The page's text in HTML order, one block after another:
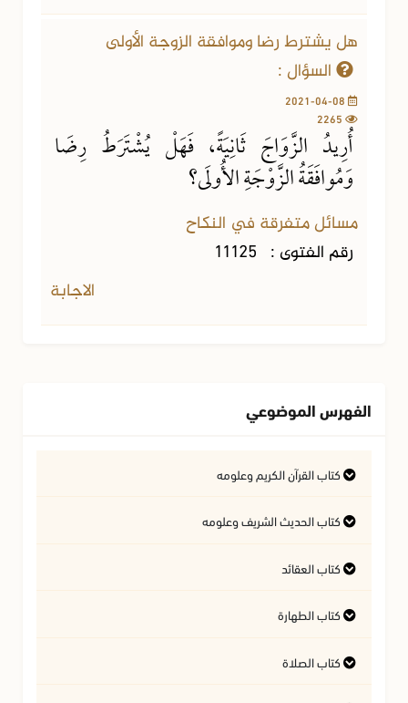
هل يشترط رضا وموافقة الزوجة الأولى
السؤال :
أُرِيدُ الزَّوَاجَ ثَانِيَةً، فَهَلْ يُشْتَرَطُ رِضَا
وَمُوافَقَةُ الزَّوْجَةِ الأُولَى؟
مسائل متفرقة في النكاح
رقم الفتوى : 11125
الاجابة
الفهرس الموضوعي
كتاب القرآن الكريم وعلومه
التفسير وعلوم القرآن
فتاوى متعلقة بالقرآن الكريم
آداب تلاوة القرآن الكريم
كتاب الحديث الشريف وعلومه
فتاوى متعلقة بالحديث الشريف
أسئلة في السيرة النبوية
كتاب العقائد
المسائل المتعلقة بالعقيدة
كتاب الطهارة
أحكام المياه
كتاب الصلاة